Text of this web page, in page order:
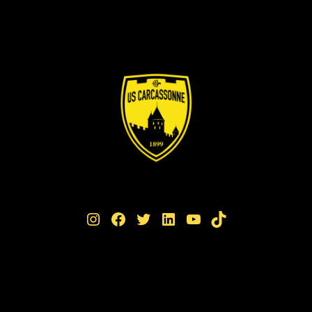
Instagram Facebook Twitter LinkedIn YouTube TikTok